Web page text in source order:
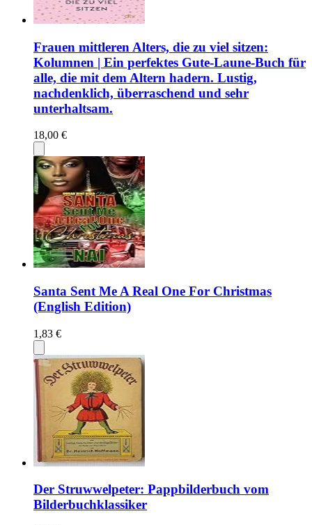
Frauen mittleren Alters, die zu viel sitzen:
Kolumnen | Ein perfektes Gute-Laune-Buch für
alle, die mit dem Altern hadern. Lustig,
nachdenklich, überraschend und sehr
unterhaltsam.
18,00 €
Santa Sent Me A Real One For Christmas
(English Edition)
1,83 €
Der Struwwelpeter: Pappbilderbuch vom
Bilderbuchklassiker